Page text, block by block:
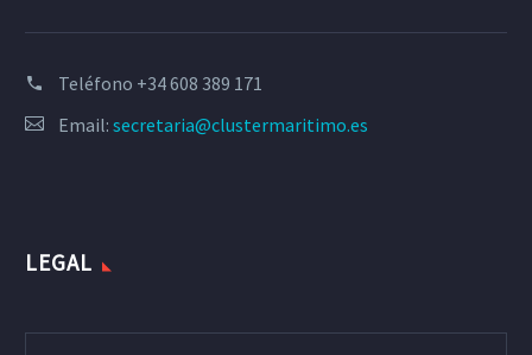
Teléfono +34 608 389 171
Email: secretaria@clustermaritimo.es
LEGAL